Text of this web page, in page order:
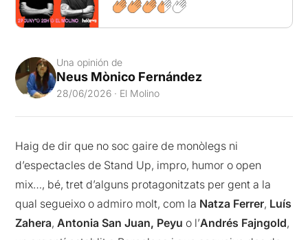
Una opinión de
Neus Mònico Fernández
28/06/2026 · El Molino
Haig de dir que no soc gaire de monòlegs ni
d’espectacles de Stand Up, impro, humor o open
mix…, bé, tret d’alguns protagonitzats per gent a la
qual segueixo o admiro molt, com la Natza Ferrer, Luís
Zahera,Antonia San Juan, Peyuo l’Andrés Fajngold,